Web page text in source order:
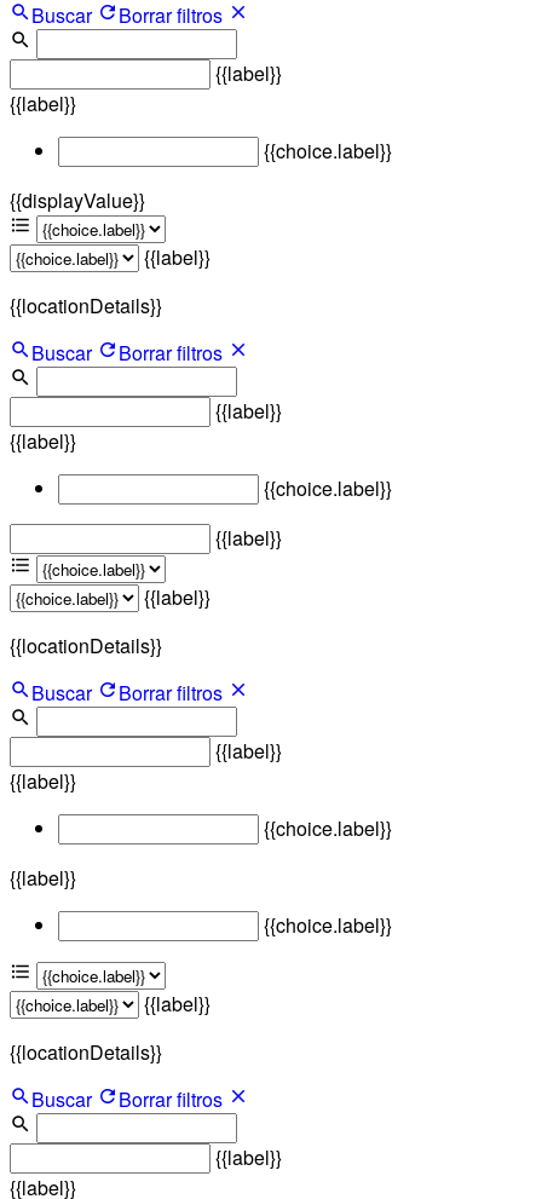
Buscar
Borrar filtros
{{label}}
{{label}}
{{choice.label}}
{{displayValue}}
{{label}}
{{locationDetails}}
Buscar
Borrar filtros
{{label}}
{{label}}
{{choice.label}}
{{label}}
{{label}}
{{locationDetails}}
Buscar
Borrar filtros
{{label}}
{{label}}
{{choice.label}}
{{label}}
{{choice.label}}
{{label}}
{{locationDetails}}
Buscar
Borrar filtros
{{label}}
{{label}}